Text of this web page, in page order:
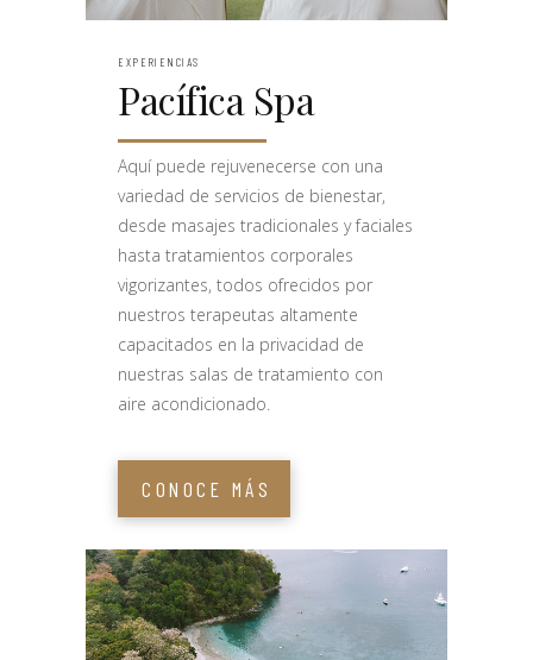
EXPERIENCIAS
Pacífica Spa
Aquí puede rejuvenecerse con una
variedad de servicios de bienestar,
desde masajes tradicionales y faciales
hasta tratamientos corporales
vigorizantes, todos ofrecidos por
nuestros terapeutas altamente
capacitados en la privacidad de
nuestras salas de tratamiento con
aire acondicionado.
CONOCE MÁS